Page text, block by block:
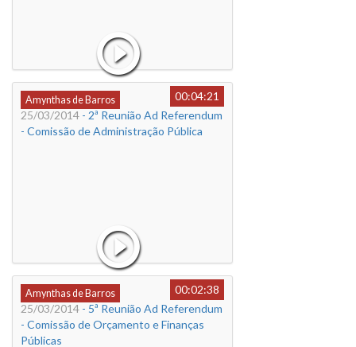
Amynthas de Barros
00:04:21
25/03/2014 - 2ª Reunião Ad Referendum
- Comissão de Administração Pública
Amynthas de Barros
00:02:38
25/03/2014 - 5ª Reunião Ad Referendum
- Comissão de Orçamento e Finanças
Públicas